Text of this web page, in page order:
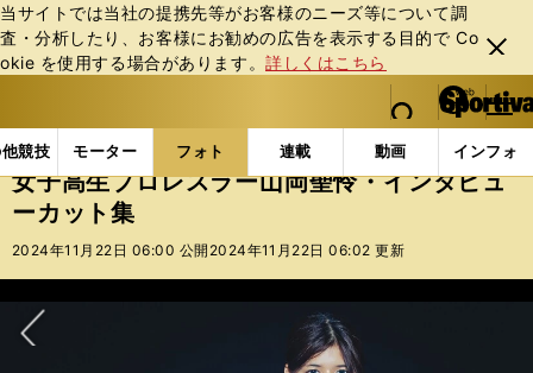
当サイトでは当社の提携先等がお客様のニーズ等について調
査・分析したり、お客様にお勧めの広告を表⽰する⽬的で Co
okie を使⽤する場合があります。詳しくはこちら
閉じ
る
web Sportiva (webスポルティーバ)
検索
マイペ
ー
ジ
メニュ
競技 モーター フォト 連載 動画 インフォ
b
ス
ポ
ル
バ
フォトギャラリー 女子高生プロレスラー山岡聖怜・イ
女子高生プロレスラー山岡聖怜・インタビュ
ーカット集
2024年11月22日 06:00 公開 2024年11月22日 06:02 更新